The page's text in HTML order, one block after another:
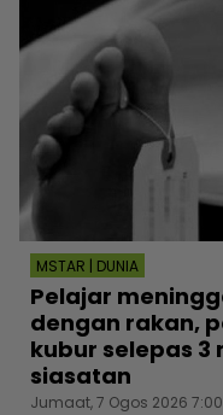
MSTAR | DUNIA
Pelajar
dengan rakan,
kubur selepas 3
siasatan
Jumaat, 7 Ogos 2026 7:00